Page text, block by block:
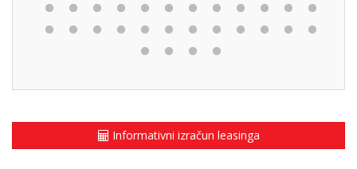
Informativni izračun leasinga